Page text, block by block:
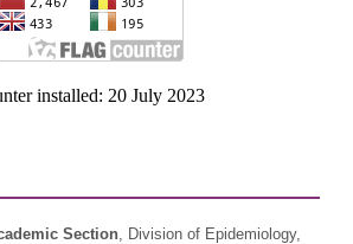
installed: 20 July 2023
Section, Division of Epidemiology,